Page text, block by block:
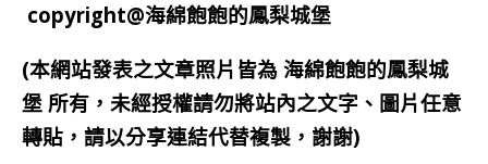
copyright@海綿飽飽的鳳梨城堡
(本網站發表之文章照片皆為 海綿飽飽的鳳梨城
堡 所有，未經授權請勿將站內之文字、圖片任意
轉貼，請以分享連結代替複製，謝謝)